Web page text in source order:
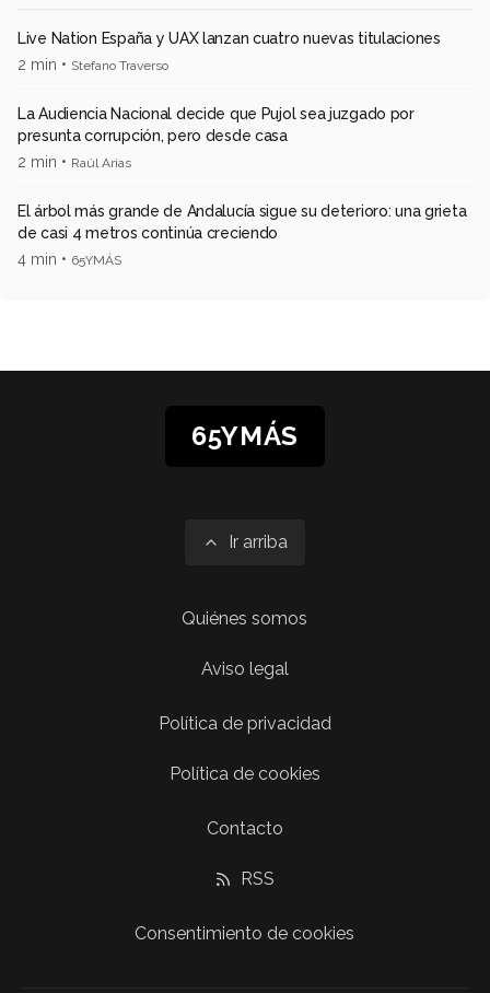
Live Nation España y UAX lanzan cuatro nuevas titulaciones
2 min • Stefano Traverso
La Audiencia Nacional decide que Pujol sea juzgado por
presunta corrupción, pero desde casa
2 min • Raúl Arias
El árbol más grande de Andalucía sigue su deterioro: una grieta
de casi 4 metros continúa creciendo
4 min • 65YMÁS
65YMÁS
Ir arriba
Quiénes somos
Aviso legal
Política de privacidad
Política de cookies
Contacto
RSS
Consentimiento de cookies